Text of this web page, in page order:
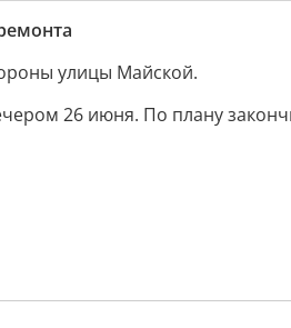
улицы Майской.
26 июня. По плану